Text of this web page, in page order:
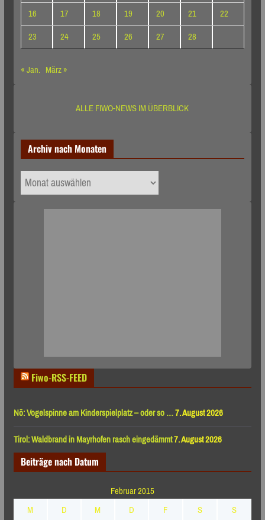
16
17 18 19 20 21
22
23
24 25 26 27
28
« Jan. März »
ALLE FIWO-NEWS IM ÜBERBLICK
Archiv nach Monaten
Archiv
nach
Monaten
Fiwo-RSS-FEED
Nö: Vogelspinne am Kinderspielplatz – oder so …7. August 2026
Tirol: Waldbrand in Mayrhofen rasch eingedämmt7. August 2026
Beiträge nach Datum
Februar 2015
M
D M D F S S